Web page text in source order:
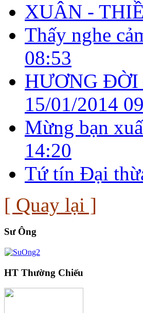
XUÂN -
Thấy nghe
08:53
HƯƠNG
15/01/2014
Mừng bạn
14:20
Tứ tín Đại
[ Quay lại ]
Sư Ông
HT Thường Chiếu